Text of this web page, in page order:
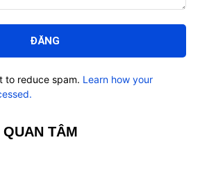
to reduce spam. Learn how your
TÂM